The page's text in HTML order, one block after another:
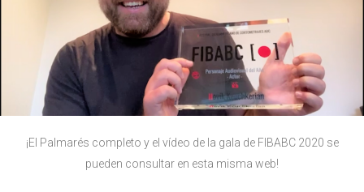
¡El Palmarés completo y el vídeo de la gala de FIBABC 2020 se
pueden consultar en esta misma web!